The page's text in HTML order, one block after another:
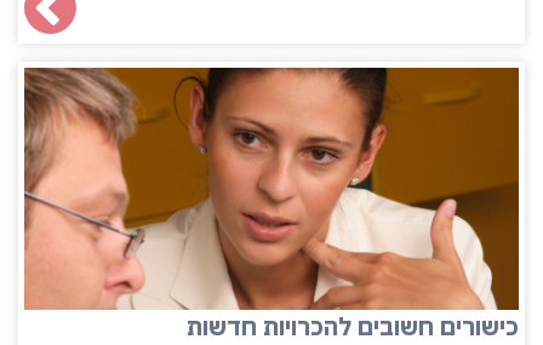
כישורים חשובים להכרויות חדשות